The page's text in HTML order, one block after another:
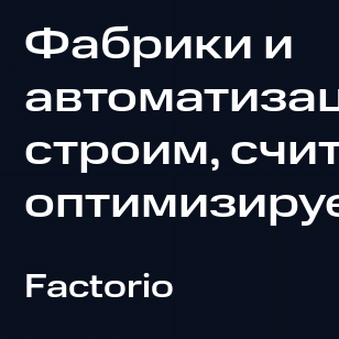
Фабрики и
строим,
Factorio